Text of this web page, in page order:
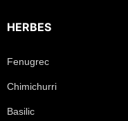
HERBES
Fenugrec
Chimichurri
Basilic